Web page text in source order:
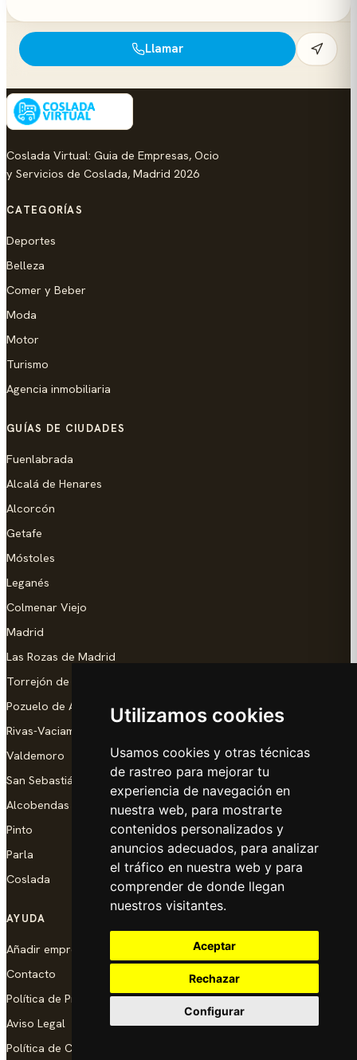
Utilizamos cookies
Usamos cookies y otras técnicas
de rastreo para mejorar tu
experiencia de navegación en
nuestra web, para mostrarte
contenidos personalizados y
anuncios adecuados, para analizar
el tráfico en nuestra web y para
comprender de donde llegan
nuestros visitantes.
Aceptar
Rechazar
Configurar
Llamar
Coslada Virtual: Guia de Empresas, Ocio
y Servicios de Coslada, Madrid 2026
CATEGORÍAS
Deportes
Belleza
Comer y Beber
Moda
Motor
Turismo
Agencia inmobiliaria
GUÍAS DE CIUDADES
Fuenlabrada
Alcalá de Henares
Alcorcón
Getafe
Móstoles
Leganés
Colmenar Viejo
Madrid
Las Rozas de Madrid
Torrejón de Ardoz
Pozuelo de Alarcón
Rivas-Vaciamadrid
Valdemoro
San Sebastián de los Reyes
Alcobendas
Pinto
Parla
Coslada
AYUDA
Añadir empresa
Contacto
Política de Privacidad
Aviso Legal
Política de Cookies